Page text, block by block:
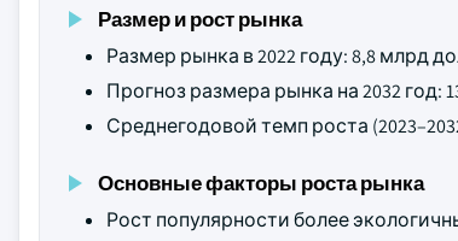
Размер и рост рынка
Размер рынка в 2022 году: 8,8 млрд
Прогноз размера рынка на 2032
Среднегодовой темп роста
Основные факторы роста рынка
Рост популярности более